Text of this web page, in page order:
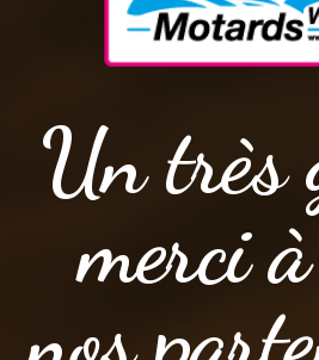
Un très
merci